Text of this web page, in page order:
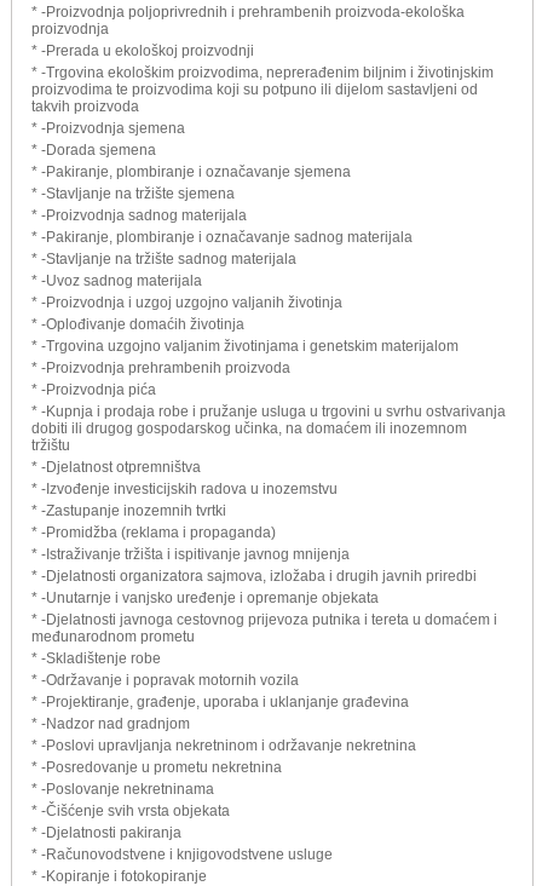
* -Proizvodnja poljoprivrednih i prehrambenih proizvoda-ekološka
proizvodnja
* -Prerada u ekološkoj proizvodnji
* -Trgovina ekološkim proizvodima, neprerađenim biljnim i životinjskim
proizvodima te proizvodima koji su potpuno ili dijelom sastavljeni od
takvih proizvoda
* -Proizvodnja sjemena
* -Dorada sjemena
* -Pakiranje, plombiranje i označavanje sjemena
* -Stavljanje na tržište sjemena
* -Proizvodnja sadnog materijala
* -Pakiranje, plombiranje i označavanje sadnog materijala
* -Stavljanje na tržište sadnog materijala
* -Uvoz sadnog materijala
* -Proizvodnja i uzgoj uzgojno valjanih životinja
* -Oplođivanje domaćih životinja
* -Trgovina uzgojno valjanim životinjama i genetskim materijalom
* -Proizvodnja prehrambenih proizvoda
* -Proizvodnja pića
* -Kupnja i prodaja robe i pružanje usluga u trgovini u svrhu ostvarivanja
dobiti ili drugog gospodarskog učinka, na domaćem ili inozemnom
tržištu
* -Djelatnost otpremništva
* -Izvođenje investicijskih radova u inozemstvu
* -Zastupanje inozemnih tvrtki
* -Promidžba (reklama i propaganda)
* -Istraživanje tržišta i ispitivanje javnog mnijenja
* -Djelatnosti organizatora sajmova, izložaba i drugih javnih priredbi
* -Unutarnje i vanjsko uređenje i opremanje objekata
* -Djelatnosti javnoga cestovnog prijevoza putnika i tereta u domaćem i
međunarodnom prometu
* -Skladištenje robe
* -Održavanje i popravak motornih vozila
* -Projektiranje, građenje, uporaba i uklanjanje građevina
* -Nadzor nad gradnjom
* -Poslovi upravljanja nekretninom i održavanje nekretnina
* -Posredovanje u prometu nekretnina
* -Poslovanje nekretninama
* -Čišćenje svih vrsta objekata
* -Djelatnosti pakiranja
* -Računovodstvene i knjigovodstvene usluge
* -Kopiranje i fotokopiranje